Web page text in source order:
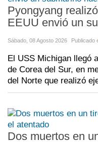
Pyongyang
EEUU envió un
Sábado, 08 Agosto 2026 Publicado
El USS Michigan llegó
de Corea del Sur, en
del Norte que realizó
Dos muertos en